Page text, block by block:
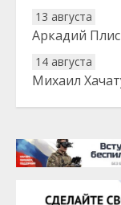
13 августа
Аркадий
14 августа
Михаил
20 августа
22 августа
Евгений
25 августа